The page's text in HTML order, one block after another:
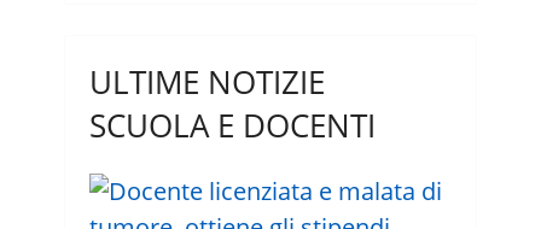
ULTIME NOTIZIE
SCUOLA E DOCENTI